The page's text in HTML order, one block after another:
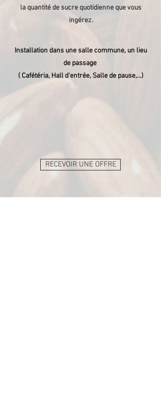
la quantité de sucre quotidienne que vous
ingérez.
Installation dans une salle commune, un lieu
de passage
( Cafétéria, Hall d'entrée, Salle de pause,...)
RECEVOIR UNE OFFRE